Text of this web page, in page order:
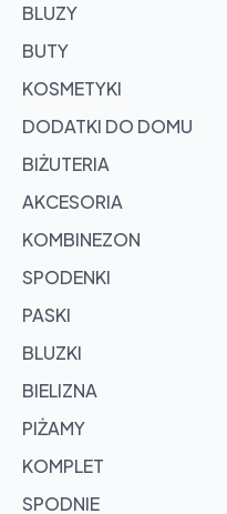
BLUZY
BUTY
KOSMETYKI
DODATKI DO DOMU
BIŻUTERIA
AKCESORIA
KOMBINEZON
SPODENKI
PASKI
BLUZKI
BIELIZNA
PIŻAMY
KOMPLET
SPODNIE